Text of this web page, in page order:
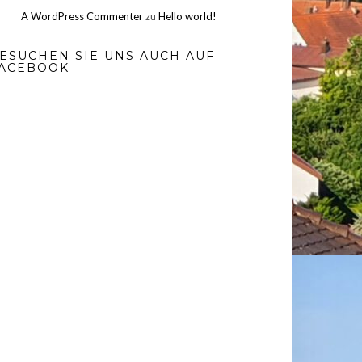
A WordPress Commenterzu Hello world!
SIE UNS AUCH AUF